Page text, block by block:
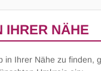
IHRER NÄHE
in Ihrer Nähe zu finden,